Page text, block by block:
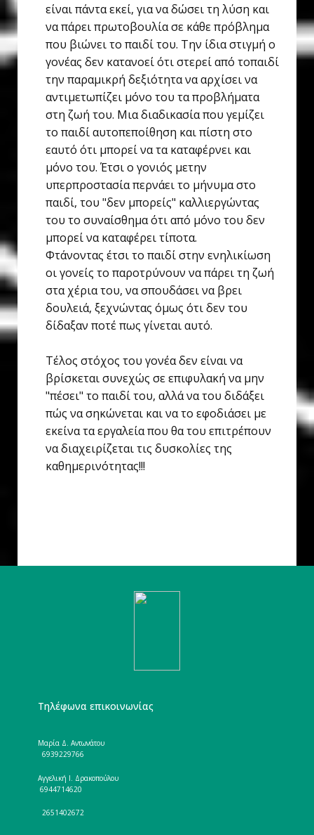
είναι πάντα εκεί, για να δώσει τη λύση και
να πάρει πρωτοβουλία σε κάθε πρόβλημα
που βιώνει το παιδί του. Την ίδια στιγμή ο
γονέας δεν κατανοεί ότι στερεί από τοπαιδί
την παραμικρή δεξιότητα να αρχίσει να
αντιμετωπίζει μόνο του τα προβλήματα
στη ζωή του. Μια διαδικασία που γεμίζει
το παιδί αυτοπεποίθηση και πίστη στο
εαυτό ότι μπορεί να τα καταφέρνει και
μόνο του. Έτσι ο γονιός μετην
υπερπροστασία περνάει το μήνυμα στο
παιδί, του "δεν μπορείς" καλλιεργώντας
του το συναίσθημα ότι από μόνο του δεν
μπορεί να καταφέρει τίποτα.
Φτάνοντας έτσι το παιδί στην ενηλικίωση
οι γονείς το παροτρύνουν να πάρει τη ζωή
στα χέρια του, να σπουδάσει να βρει
δουλειά, ξεχνώντας όμως ότι δεν του
δίδαξαν ποτέ πως γίνεται αυτό.
Τέλος στόχος του γονέα δεν είναι να
βρίσκεται συνεχώς σε επιφυλακή να μην
"πέσει" το παιδί του, αλλά να του διδάξει
πώς να σηκώνεται και να το εφοδιάσει με
εκείνα τα εργαλεία που θα του επιτρέπουν
να διαχειρίζεται τις δυσκολίες της
καθημερινότητας!!!
Τηλέφωνα επικοινωνίας
Μαρία Δ. Αντωνάτου
6939229766
Αγγελική Ι. Δρακοπούλου
6944714620
2651402672